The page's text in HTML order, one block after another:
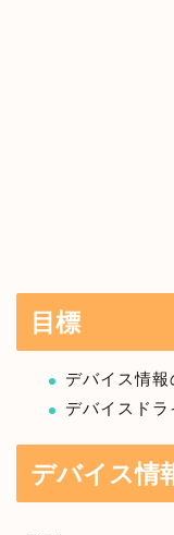
目標
デバイス情
デバイスド
デバイス情